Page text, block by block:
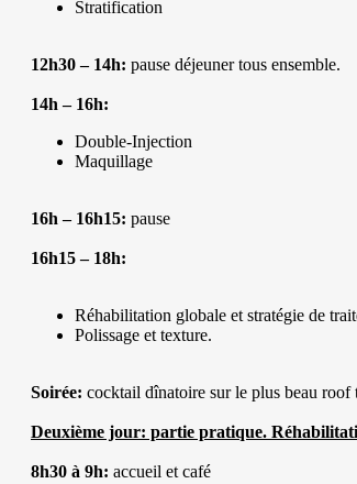
Stratification
12h30 – 14h: pause déjeuner tous ensemble.
14h – 16h:
Double-Injection
Maquillage
16h – 16h15: pause
16h15 – 18h:
Réhabilitation globale et stratégie de
Polissage et texture.
Soirée: cocktail dînatoire sur le plus beau
Deuxième jour: partie pratique.
8h30 à 9h: accueil et café